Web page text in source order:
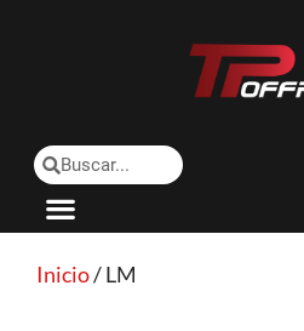
Inicio/ LM